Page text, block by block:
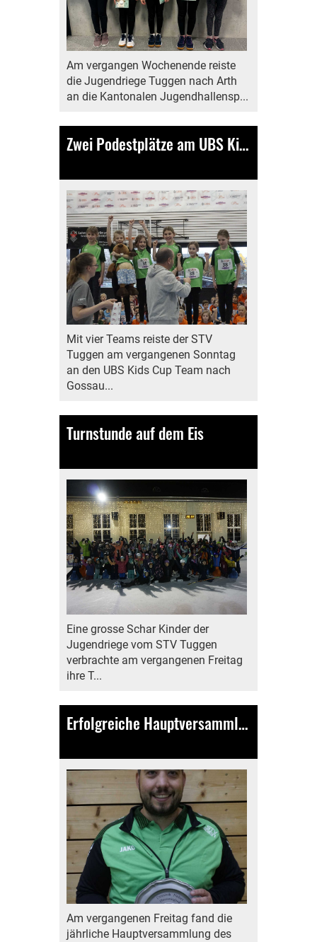
Am vergangen Wochenende reiste
die Jugendriege Tuggen nach Arth
an die Kantonalen Jugendhallensp...
Zwei Podestplätze am UBS Kids Cup Team in Gossau
Mit vier Teams reiste der STV
Tuggen am vergangenen Sonntag
an den UBS Kids Cup Team nach
Gossau...
Turnstunde auf dem Eis
Eine grosse Schar Kinder der
Jugendriege vom STV Tuggen
verbrachte am vergangenen Freitag
ihre T...
Erfolgreiche Hauptversammlung des STV Tuggen am 10. November 2023
Am vergangenen Freitag fand die
jährliche Hauptversammlung des